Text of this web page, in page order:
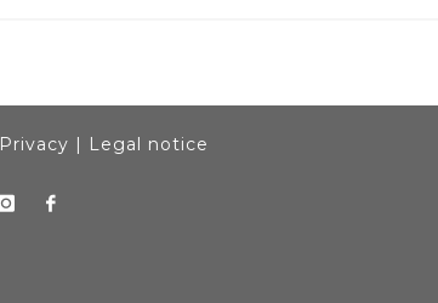
Privacy | Legal notice